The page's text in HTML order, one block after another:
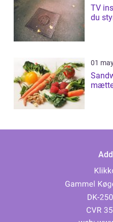
TV
du
01